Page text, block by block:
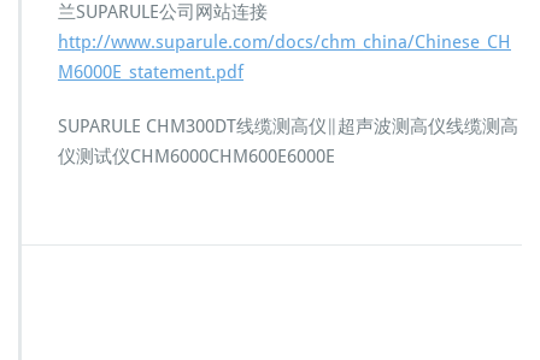
兰SUPARULE公司网站连接
http://www.suparule.com/docs/chm_china/Chinese_CH
M6000E_statement.pdf
SUPARULE CHM300DT线缆测高仪∥超声波测高仪线缆测高
仪测试仪CHM6000CHM600E6000E